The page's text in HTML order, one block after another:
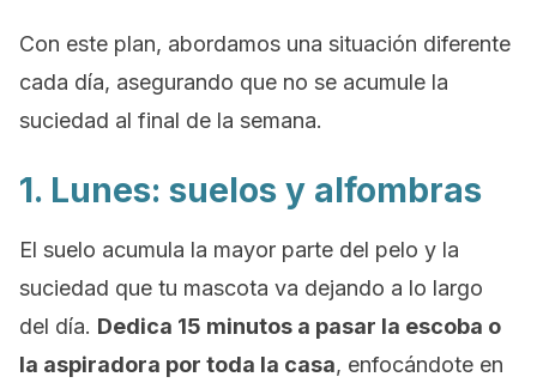
Con este plan, abordamos una situación diferente
cada día, asegurando que no se acumule la
suciedad al final de la semana.
1. Lunes: suelos y alfombras
El suelo acumula la mayor parte del pelo y la
suciedad que tu mascota va dejando a lo largo
del día. Dedica 15 minutos a pasar la escoba o
la aspiradora por toda la casa, enfocándote en